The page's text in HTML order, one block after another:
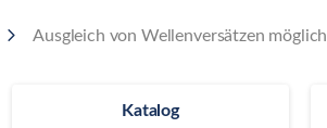
Ausgleich von Wellenversätzen möglich
Katalog